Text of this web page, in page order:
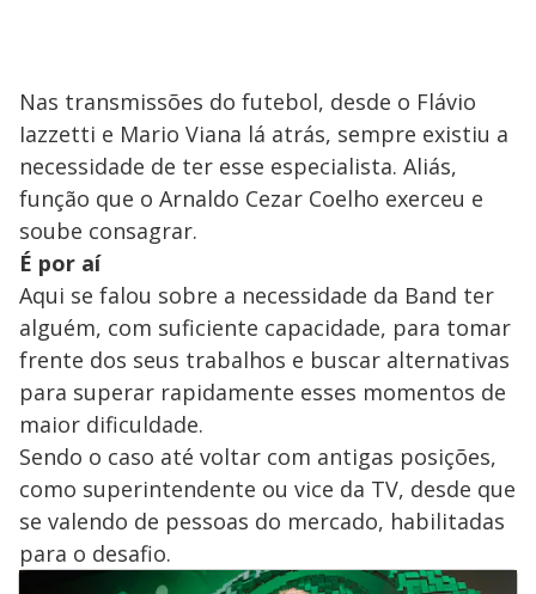
Nas transmissões do futebol, desde o Flávio
Iazzetti e Mario Viana lá atrás, sempre existiu a
necessidade de ter esse especialista. Aliás,
função que o Arnaldo Cezar Coelho exerceu e
soube consagrar.
É por aí
Aqui se falou sobre a necessidade da Band ter
alguém, com suficiente capacidade, para tomar
frente dos seus trabalhos e buscar alternativas
para superar rapidamente esses momentos de
maior dificuldade.
Sendo o caso até voltar com antigas posições,
como superintendente ou vice da TV, desde que
se valendo de pessoas do mercado, habilitadas
para o desafio.